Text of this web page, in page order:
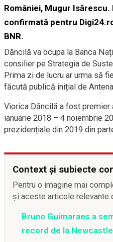
României, Mugur
confirmată pentru
BNR.
Dăncilă va ocupa la Banca
consilier pe Strategia de
Prima zi de lucru ar urma să
făcută publică inițial de
Viorica Dăncilă a fost premier
ianuarie 2018 – 4 noiembrie
prezidențiale din 2019 din
Context și subiecte
Pentru o imagine mai
și aceste articole relevante
Bruno Guimaraes a
record de la Newcastle